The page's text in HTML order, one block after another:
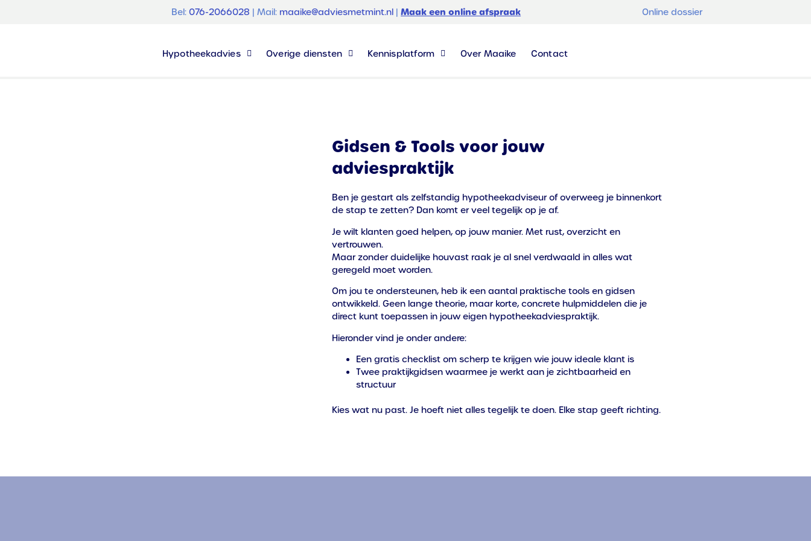
Bel:076-2066028 | Mail: maaike@adviesmetmint.nl |Maak een online afspraak Online dossier
Hypotheekadvies Overige diensten Kennisplatform Over Maaike Contact
Gidsen & Tools voor jouw
adviespraktijk
Ben je gestart als zelfstandig hypotheekadviseur of overweeg je binnenkort
de stap te zetten? Dan komt er veel tegelijk op je af.
Je wilt klanten goed helpen, op jouw manier. Met rust, overzicht en
vertrouwen.
Maar zonder duidelijke houvast raak je al snel verdwaald in alles wat
geregeld moet worden.
Om jou te ondersteunen, heb ik een aantal praktische tools en gidsen
ontwikkeld. Geen lange theorie, maar korte, concrete hulpmiddelen die je
direct kunt toepassen in jouw eigen hypotheekadviespraktijk.
Hieronder vind je onder andere:
Een gratis checklist om scherp te krijgen wie jouw ideale klant is
Twee praktijkgidsen waarmee je werkt aan je zichtbaarheid en
structuur
Kies wat nu past. Je hoeft niet alles tegelijk te doen. Elke stap geeft richting.